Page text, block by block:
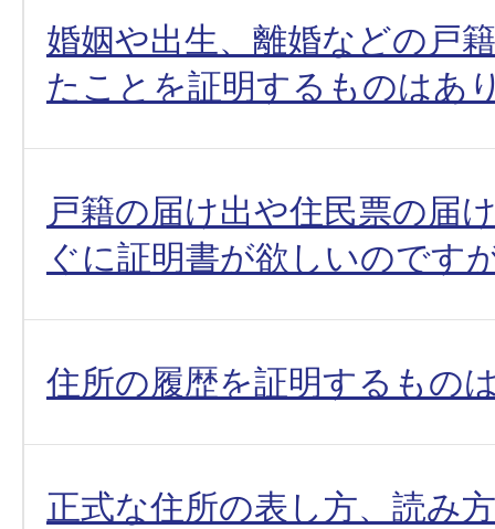
婚姻や出生、離婚などの戸
たことを証明するものはあ
戸籍の届け出や住民票の届
ぐに証明書が欲しいのです
住所の履歴を証明するもの
正式な住所の表し方、読み